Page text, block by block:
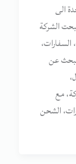
الى
الشركة
السفارات،
تبحث عن
مع
الشحن